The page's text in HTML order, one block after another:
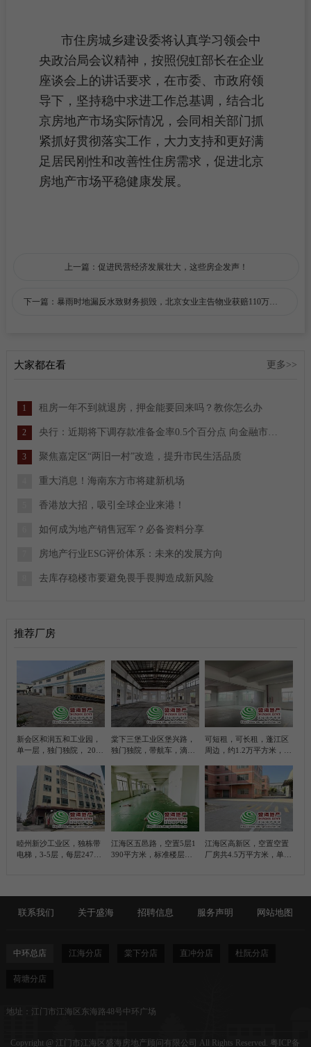
市住房城乡建设委将认真学习领会中
央政治局会议精神，按照倪虹部长在企业
座谈会上的讲话要求，在市委、市政府领
导下，坚持稳中求进工作总基调，结合北
京房地产市场实际情况，会同相关部门抓
紧抓好贯彻落实工作，大力支持和更好满
足居民刚性和改善性住房需求，促进北京
房地产市场平稳健康发展。
上一篇：促进民营经济发展壮大，这些房企发声！
下一篇：暴雨时地漏反水致财务损毁，北京女业主告物业获赔110万元，星河湾物业二审又败诉
大家都在看 更多>>
1 租房一年不到就退房，押金能要回来吗？教你怎么办
2 央行：近期将下调存款准备金率0.5个百分点 向金融市场提供长期流动性约1万亿元
3 聚焦嘉定区“两旧一村”改造，提升市民生活品质
重大消息！海南东方市将建新机场
香港放大招，吸引全球企业来港！
如何成为地产销售冠军？必备资料分享
房地产行业ESG评价体系：未来的发展方向
去库存稳楼市要避免畏手畏脚造成新风险
推荐厂房
新会区和润五和工业园，
单一层，独门独院， 2000
平方米办公室
棠下三堡工业区堡兴路，
独门独院，带航车，滴水
厂房
可短租，可长租，蓬江区
周边，约1.2万平方米，带
睦州新沙工业区，独栋带
电梯，3-5层，每层2470
江海区五邑路，空置5层1
390平方米，标准楼层厂
江海区高新区，空置空置
厂房共4.5万平方米，单一
联系我们 关于盛海 招聘信息 服务声明 网站地图
中环总店 江海分店 棠下分店 直冲分店 杜阮分店
荷塘分店
地址：江门市江海区东海路48号中环广场
Copyright @ 江门市江海区盛海房地产顾问有限公司 All Rights Reserved. 粤ICP备